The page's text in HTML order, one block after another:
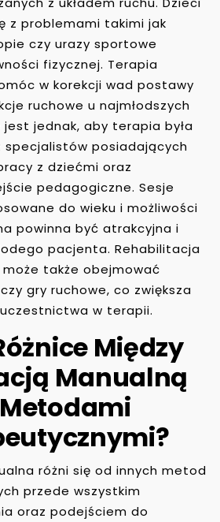
z problemami takimi jak
czy urazy sportowe
fizycznej. Terapia
w korekcji wad postawy
ruchowe u najmłodszych
jednak, aby terapia była
specjalistów posiadających
z dziećmi oraz
pedagogiczne. Sesje
do wieku i możliwości
powinna być atrakcyjna i
pacjenta. Rehabilitacja
także obejmować
gry ruchowe, co zwiększa
w terapii.
Między
Manualną
różni się od innych metod
przede wszystkim
oraz podejściem do